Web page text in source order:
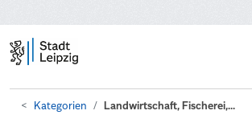
Kategorien Landwirtschaft, Fischerei,...